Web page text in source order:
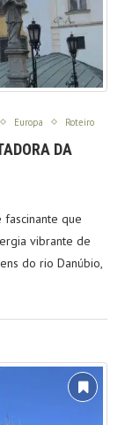
Europa Roteiro
DA
fascinante que
vibrante de
do rio Danúbio,